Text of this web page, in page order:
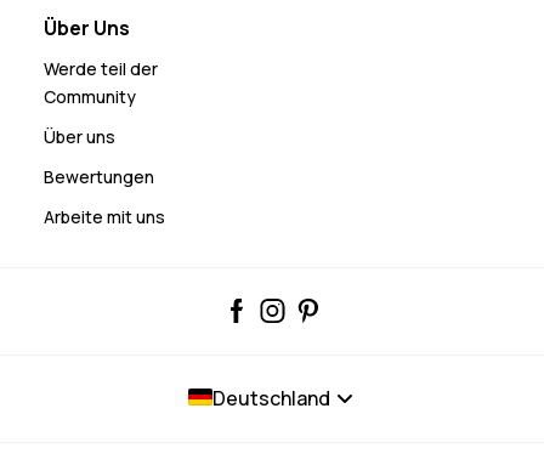
Über Uns
Werde teil der
Community
Über uns
Bewertungen
Arbeite mit uns
Deutschland